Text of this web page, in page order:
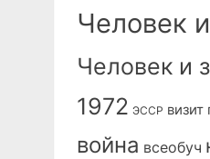
Человек
Человек и
1972 ЭССР
война всеобуч